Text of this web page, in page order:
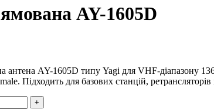
AY-1605D
антена AY-1605D типу Yagi для VHF-діапазону
Підходить для базових станцій, ретрансляторів